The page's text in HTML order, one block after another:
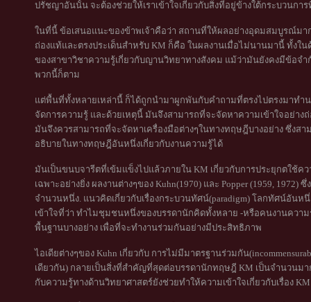
ปรัชญาอันนั้น จะต้องช่วยให้เราเข้าใจเกี่ยวกับสิ่งที่อยู่ข้างใต้กระบวนการ
ในที่นี้ ข้อเสนอแนะของข้าพเจ้าคือว่า สถานที่ให้ผลอย่างอุดมสมบูรณ์ม
ถ่องแท้และตรงประเด็นสำหรับ KM ก็คือ ในผลงานเมื่อไม่นานมานี้ ทั้ง
ของสาขาวิชาความรู้เกี่ยวกับญานวิทยาทางสังคม แม้ว่ามันยังคงมีข้อจ
พวกนี้ก็ตาม
แต่พื้นที่ทั้งหลายเหล่านี้ ก็ได้ถูกนำมาผูกพันกับคำถามที่ตรงไปตรงมาทำน
จัดการความรู้ และด้วยเหตุนี้ มันจึงสามารถที่จะจัดหาความเข้าใจอย่า
มันจึงควรสามารถที่จะจัดหาเครื่องมือต่างๆในทางทฤษฎีบางอย่าง ซึ่งส
อธิบายในทางทฤษฎีอันหนึ่งเกี่ยวกับงานความรู้ได้
มันเป็นขนบจารีตที่เข้มแข็งไปแล้วภายใน KM เกี่ยวกับการประยุกตใช้ค
เฉพาะอย่างยิ่ง ผลงานต่างๆของ Kuhn(1970) และ Popper (1959,
จำนวนหนึ่ง. แนวคิดเกี่ยวกับเรื่องกระบวนทัศน์(paradigm) โลกทัศน์อัน
เข้าใจที่ว่า ทำไมชุมชนหนึ่งของบรรดานักคิดทั้งหลาย -หรือคนงานความ
พื้นฐานบางอย่าง เพื่อที่จะทำงานร่วมกันอย่างมีประสิทธิภาพ
ไอเดียต่างๆของ Kuhn เกี่ยวกับ การไม่มีมาตรฐานร่วมกัน
เดียวกัน) กลายเป็นสิ่งที่สำคัญที่สุดต่อบรรดานักทฤษฎี KM เป็นจำนวนมา
กับความรู้ทางด้านวิทยาศาสตร์ยังช่วยทำให้ความเข้าใจเกี่ยวกับเรื่อง